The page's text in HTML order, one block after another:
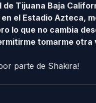
de Tijuana Baja
el Estadio Azteca,
lo que no cambia
tomarme otra
parte de Shakira!